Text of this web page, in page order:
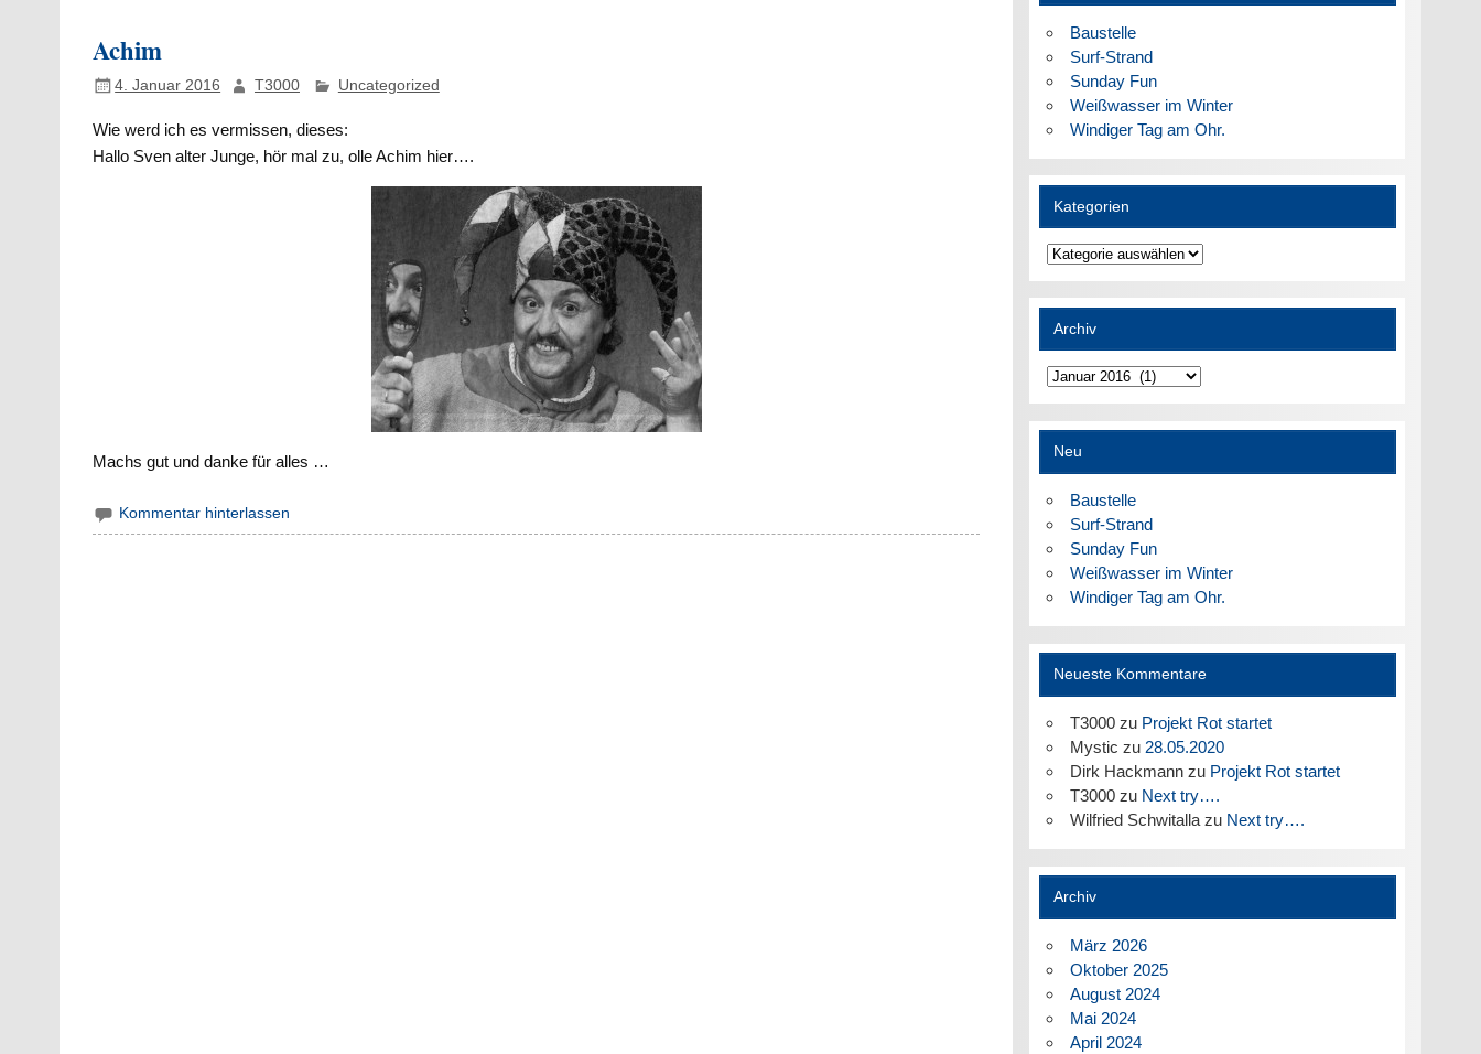
Achim
4. Januar 2016 T3000 Uncategorized
Wie werd ich es vermissen, dieses:
Hallo Sven alter Junge, hör mal zu, olle Achim hier….
Machs gut und danke für alles …
Kommentar hinterlassen
Baustelle
Surf-Strand
Sunday Fun
Weißwasser im Winter
Windiger Tag am Ohr.
Kategorien
Kategorien
Archiv
Archiv
Neu
Baustelle
Surf-Strand
Sunday Fun
Weißwasser im Winter
Windiger Tag am Ohr.
Neueste Kommentare
T3000zu Projekt Rot startet
Mystic zu 28.05.2020
Dirk Hackmannzu Projekt Rot startet
T3000zu Next try….
Wilfried Schwitallazu Next try….
Archiv
März 2026
Oktober 2025
August 2024
Mai 2024
April 2024